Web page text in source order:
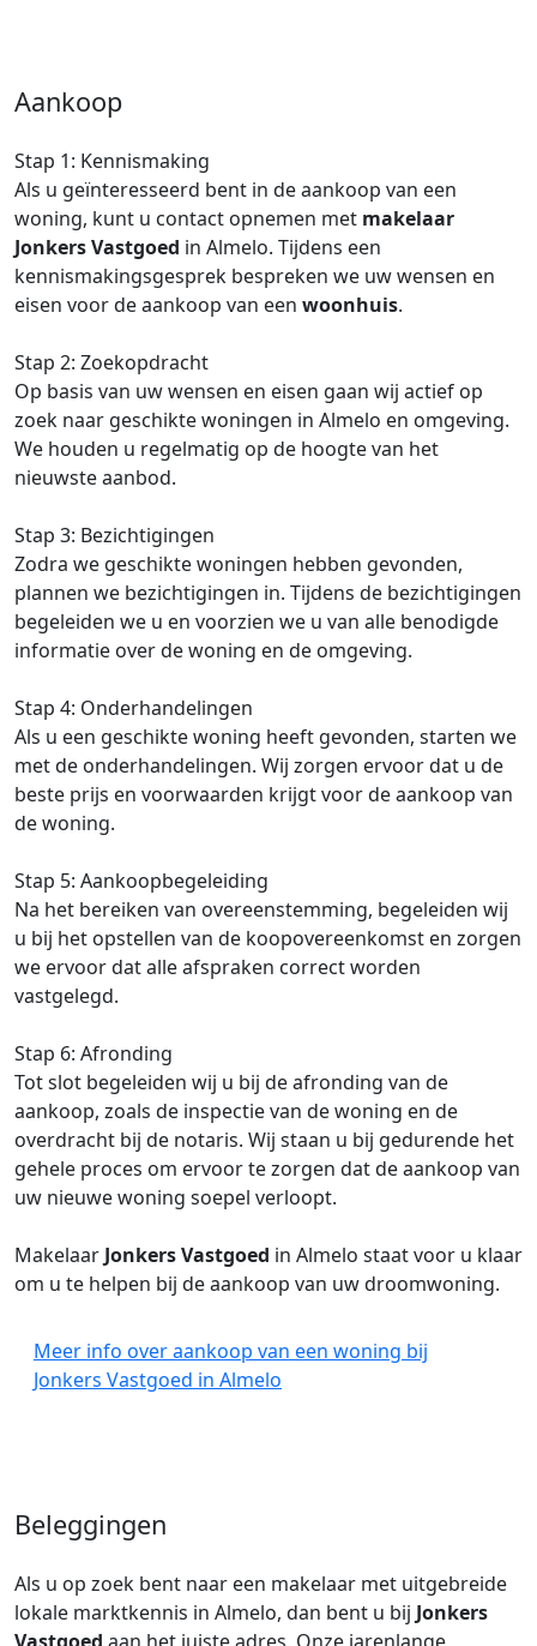
Aankoop
Stap 1: Kennismaking
Als u geïnteresseerd bent in de aankoop van een
woning, kunt u contact opnemen met makelaar
Jonkers Vastgoed in Almelo. Tijdens een
kennismakingsgesprek bespreken we uw wensen en
eisen voor de aankoop van een woonhuis.
Stap 2: Zoekopdracht
Op basis van uw wensen en eisen gaan wij actief op
zoek naar geschikte woningen in Almelo en omgeving.
We houden u regelmatig op de hoogte van het
nieuwste aanbod.
Stap 3: Bezichtigingen
Zodra we geschikte woningen hebben gevonden,
plannen we bezichtigingen in. Tijdens de bezichtigingen
begeleiden we u en voorzien we u van alle benodigde
informatie over de woning en de omgeving.
Stap 4: Onderhandelingen
Als u een geschikte woning heeft gevonden, starten we
met de onderhandelingen. Wij zorgen ervoor dat u de
beste prijs en voorwaarden krijgt voor de aankoop van
de woning.
Stap 5: Aankoopbegeleiding
Na het bereiken van overeenstemming, begeleiden wij
u bij het opstellen van de koopovereenkomst en zorgen
we ervoor dat alle afspraken correct worden
vastgelegd.
Stap 6: Afronding
Tot slot begeleiden wij u bij de afronding van de
aankoop, zoals de inspectie van de woning en de
overdracht bij de notaris. Wij staan u bij gedurende het
gehele proces om ervoor te zorgen dat de aankoop van
uw nieuwe woning soepel verloopt.
Makelaar Jonkers Vastgoed in Almelo staat voor u klaar
om u te helpen bij de aankoop van uw droomwoning.
Meer info over aankoop van een woning bij
Jonkers Vastgoed in Almelo
Beleggingen
Als u op zoek bent naar een makelaar met uitgebreide
lokale marktkennis in Almelo, dan bent u bij Jonkers